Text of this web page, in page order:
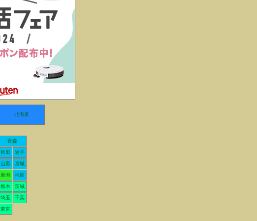
北海道
青森
秋田 岩手
山形 宮城
新潟 福島
栃木 茨城
埼玉 千葉
東京